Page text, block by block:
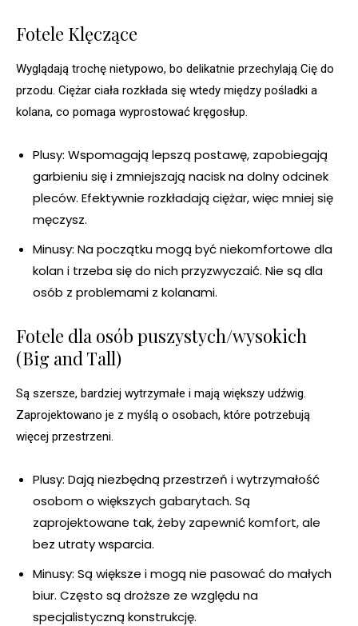
Fotele Klęczące
Wyglądają trochę nietypowo, bo delikatnie przechylają Cię do
przodu. Ciężar ciała rozkłada się wtedy między pośladki a
kolana, co pomaga wyprostować kręgosłup.
Plusy: Wspomagają lepszą postawę, zapobiegają
garbieniu się i zmniejszają nacisk na dolny odcinek
pleców. Efektywnie rozkładają ciężar, więc mniej się
męczysz.
Minusy: Na początku mogą być niekomfortowe dla
kolan i trzeba się do nich przyzwyczaić. Nie są dla
osób z problemami z kolanami.
Fotele dla osób puszystych/wysokich
(Big and Tall)
Są szersze, bardziej wytrzymałe i mają większy udźwig.
Zaprojektowano je z myślą o osobach, które potrzebują
więcej przestrzeni.
Plusy: Dają niezbędną przestrzeń i wytrzymałość
osobom o większych gabarytach. Są
zaprojektowane tak, żeby zapewnić komfort, ale
bez utraty wsparcia.
Minusy: Są większe i mogą nie pasować do małych
biur. Często są droższe ze względu na
specjalistyczną konstrukcję.